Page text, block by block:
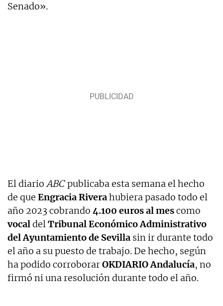
Senado».
El diario ABCpublicaba esta semana el hecho
de que Engracia Riverahubiera pasado todo el
año 2023 cobrando 4.100 euros al mescomo
vocaldelTribunal Económico Administrativo
del Ayuntamiento de Sevilla sin ir durante todo
el año a su puesto de trabajo. De hecho, según
ha podido corroborarOKDIARIO Andalucía, no
firmó ni una resolución durante todo el año.